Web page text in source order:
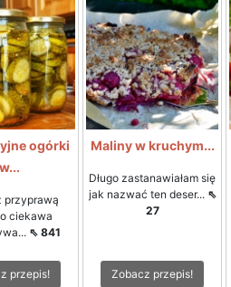
ogórki
w...
przyprawą
ciekawa
⇖ 841
przepis!
Maliny w kruchym...
Długo zastanawiałam się
jak nazwać ten deser... ⇖
27
Zobacz przepis!